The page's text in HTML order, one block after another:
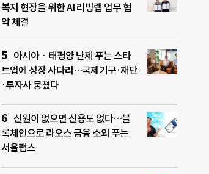
복지 현장을 위한 AI 리빙랩 업무 협
약 체결
아시아ㆍ태평양 난제 푸는 스타
트업에 성장 사다리…국제기구·재단
·투자사 뭉쳤다
신원이 없으면 신용도 없다…블
록체인으로 라오스 금융 소외 푸는
서울랩스